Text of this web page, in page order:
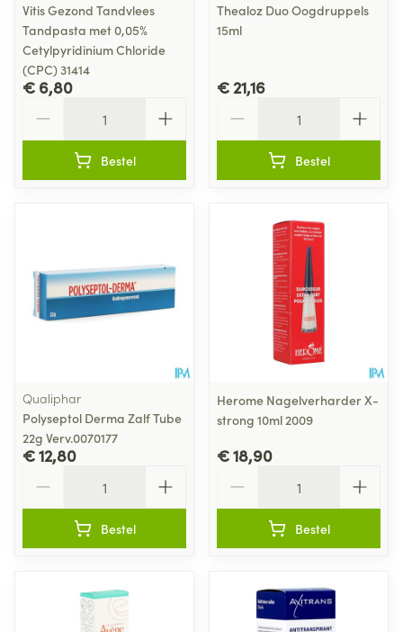
Vitis Gezond Tandvlees
Tandpasta met 0,05%
Cetylpyridinium Chloride
(CPC) 31414
€ 6,80
Bestel
Thealoz Duo Oogdruppels
15ml
€ 21,16
Bestel
Qualiphar
Polyseptol Derma Zalf Tube
22g Verv.0070177
€ 12,80
Bestel
Herome Nagelverharder X-
strong 10ml 2009
€ 18,90
Bestel